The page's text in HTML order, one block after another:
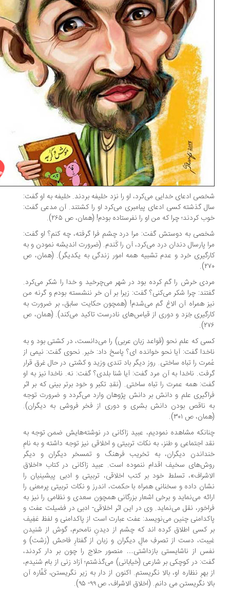
ادعای خدایی می‌کرد، او را نزد خلیفه بردند. خلیفه به او گفت:
گذشته کسی ادعای پیامبری می‌کرد او را کشتند. آن مدعی گفت:
کردند؛ چرا که من او را نفرستاده بودم! (همان، ص ۲۶۵).
به دوستش گفت: مرا درد چشم فرا گرفته، چه کنم؟ او گفت:
پارسال دندان درد می‌کرد، آن را کَندم. (ضرورت اندیشه نمودن و به
خرد و عدم تشبیه همه امور زندگی به یکدیگر). (همان، ص
خرش را گم کرده بود در شهر می‌چرخید و خدا را شکر می‌کرد.
چرا شکر می‌کنی؟ گفت: زیرا بر آن خر ننشسته بودم و گرنه من
همراه آن الاغ گم می‌شدم! (همچون حکایت سابق، بر ضرورت به
خِرَد و دوری از قیاس‌های نادرست تاکید می‌کند). (همان، ص
که علم نحو (قواعد زبان عربی) را می‌دانست، در کشتی بود و به
گفت: آیا نحو خوانده ای؟ پاسخ داد: خیر. نحوی گفت: نیمی از
را تباه ساختی. روز دیگر باد تندی وزید و کشتی در حال غرق قرار
ناخدا به آن مرد گفت: آیا شنا بلدی؟ گفت: نه. ناخدا نیز به او
همه عمرت را تباه ساختی. (نقدِ تکبر و خود برتر بینی که بر اثر
علم و دانش بر دانش پژوهان وارد می‌گردد و ضرورت توجه
ناقص بودن دانش بشری و دوری از فخر فروشی به دیگران).
ص ۳۰۱).
مشاهده نمودیم، عبید زاکانی در نوشته‌هایش ضمن توجه به
اجتماعی و طنز، به نکات تربیتی و اخلاقی نیز توجه داشته و به نامِ
دیگران، به تخریب فرهنگ و تمسخر دیگران و دیگر
سخیف اقدام ننموده است. عبید زاکانی در کتاب «اخلاق
تسلط خود بر کتب اخلاقی، تربیتی و ادبی پیشینیان را
داده و سخنانی همراه با حکمت، اندرز و نکات تربیتی پرمعنی را
می‌نماید و برخی اشعار بزرگانی همچون سعدی و نظامی را نیز به
نقل می‌نماید. وی در این اثر اخلاقی- ادبی در فضیلت عفت و
چنین می‌نویسد: عفت عبارت است از پاکدامنی و لفظ عَفِیف
کسی اطلاق کرده اند که چشم از دیدنِ نامحرم، گوش از شنیدن
دست از تصرفِ مالِ دیگران و زبان از گفتارِ فاحش (زشت) و
از ناشایستی بازداشتی… منصور حلاج را چون بر دار کردند،
در کوچکی بر شارعی (خیابانی) می‌گذشتم؛ آزاد زنی از بام شنیدم،
بهرِ نظاره او، بالا نگریستم. اکنون از دار به زیر نگریستن، کَفّاره آن
نگریستن می دانم. (اخلاق الاشراف، ص ۹۹- ۹۵).